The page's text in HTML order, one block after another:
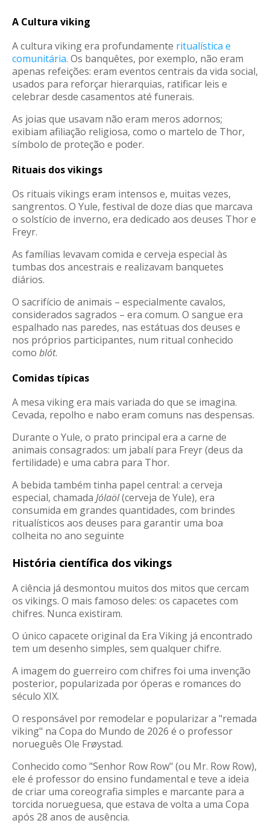
A Cultura viking
A cultura viking era profundamente ritualística e
comunitária. Os banquêtes, por exemplo, não eram
apenas refeições: eram eventos centrais da vida social,
usados para reforçar hierarquias, ratificar leis e
celebrar desde casamentos até funerais.
As joias que usavam não eram meros adornos;
exibiam afiliação religiosa, como o martelo de Thor,
símbolo de proteção e poder.
Rituais dos vikings
Os rituais vikings eram intensos e, muitas vezes,
sangrentos. O Yule, festival de doze dias que marcava
o solstício de inverno, era dedicado aos deuses Thor e
Freyr.
As famílias levavam comida e cerveja especial às
tumbas dos ancestrais e realizavam banquetes
diários.
O sacrifício de animais – especialmente cavalos,
considerados sagrados – era comum. O sangue era
espalhado nas paredes, nas estátuas dos deuses e
nos próprios participantes, num ritual conhecido
como blót.
Comidas típicas
A mesa viking era mais variada do que se imagina.
Cevada, repolho e nabo eram comuns nas despensas.
Durante o Yule, o prato principal era a carne de
animais consagrados: um jabalí para Freyr (deus da
fertilidade) e uma cabra para Thor.
A bebida também tinha papel central: a cerveja
especial, chamada Jólaöl(cerveja de Yule), era
consumida em grandes quantidades, com brindes
ritualísticos aos deuses para garantir uma boa
colheita no ano seguinte
História científica dos vikings
A ciência já desmontou muitos dos mitos que cercam
os vikings. O mais famoso deles: os capacetes com
chifres. Nunca existiram.
O único capacete original da Era Viking já encontrado
tem um desenho simples, sem qualquer chifre.
A imagem do guerreiro com chifres foi uma invenção
posterior, popularizada por óperas e romances do
século XIX.
O responsável por remodelar e popularizar a "remada
viking" na Copa do Mundo de 2026 é o professor
norueguês Ole Frøystad.
Conhecido como "Senhor Row Row" (ou Mr. Row Row),
ele é professor do ensino fundamental e teve a ideia
de criar uma coreografia simples e marcante para a
torcida norueguesa, que estava de volta a uma Copa
após 28 anos de ausência.